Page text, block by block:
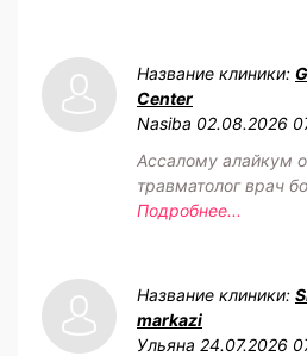
Название клиники:
Center
Nasiba 02.08.2026
Ассалому алайкум
травматолог врач
Подробнее...
Название клиники:
markazi
Ульяна 24.07.2026